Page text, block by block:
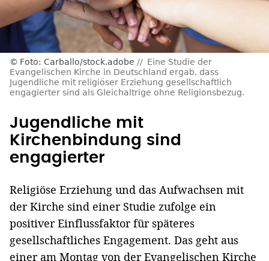
Foto: Carballo/stock.adobe
Eine Studie der
Evangelischen Kirche in Deutschland ergab, dass
Jugendliche mit religiöser Erziehung gesellschaftlich
engagierter sind als Gleichaltrige ohne Religionsbezug.
Jugendliche mit
Kirchenbindung sind
engagierter
Religiöse Erziehung und das Aufwachsen mit
der Kirche sind einer Studie zufolge ein
positiver Einflussfaktor für späteres
gesellschaftliches Engagement. Das geht aus
einer am Montag von der Evangelischen Kirche